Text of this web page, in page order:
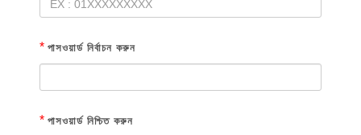
* পাসওয়ার্ড নির্বাচন করুন
* পাসওয়ার্ড নিশ্চিত করুন